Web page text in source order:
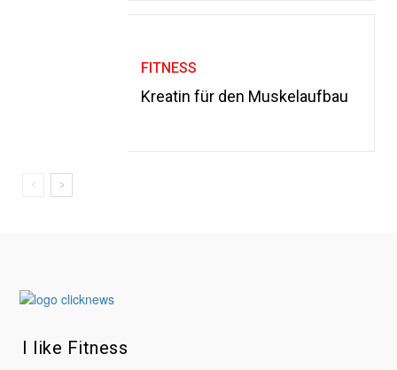
FITNESS
Kreatin für den Muskelaufbau
I like Fitness